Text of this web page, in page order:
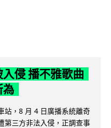
侵 播不雅歌曲
為
站，8 月 4 日廣播系統離奇
第三方非法入侵，正調查事